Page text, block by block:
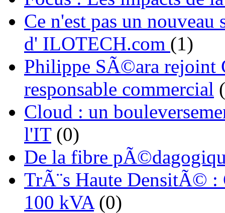
Ce n'est pas un
d' ILOTECH.com (1)
Philippe SÃ©ara rejoint
responsable commercial
Cloud : un
l'IT(0)
De la fibre
TrÃ¨s Haute DensitÃ© :
100 kVA(0)